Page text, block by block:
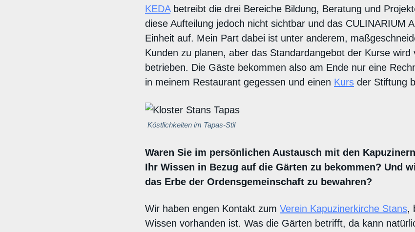
KEDAbetreibt die drei Bereiche Bildung, Beratung und
diese Aufteilung jedoch nicht sichtbar und das CULINARIUM
Einheit auf. Mein Part dabei ist unter anderem,
Kunden zu planen, aber das Standardangebot der Kurse wird
betrieben. Die Gäste bekommen also am Ende nur eine
in meinem Restaurant gegessen und einen Kurs der Stiftung
Köstlichkeiten im Tapas-Stil
Waren Sie im persönlichen Austausch mit den
Ihr Wissen in Bezug auf die Gärten zu bekommen? Und
das Erbe der Ordensgemeinschaft zu bewahren?
Wir haben engen Kontakt zum Verein Kapuzinerkirche Stans,
Wissen vorhanden ist. Was die Gärten betrifft, da kann